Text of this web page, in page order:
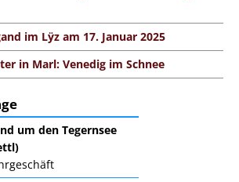
im Lÿz am 17. Januar 2025
in Marl: Venedig im Schnee
um den Tegernsee